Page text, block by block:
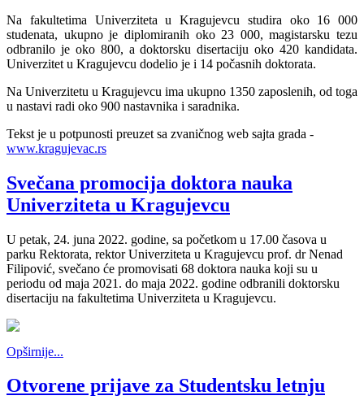
Na fakultetima Univerziteta u Kragujevcu studira oko 16 000
studenata, ukupno je diplomiranih oko 23 000, magistarsku tezu
odbranilo je oko 800, a doktorsku disertaciju oko 420 kandidata.
Univerzitet u Kragujevcu dodelio je i 14 počasnih doktorata.
Na Univerzitetu u Kragujevcu ima ukupno 1350 zaposlenih, od toga
u nastavi radi oko 900 nastavnika i saradnika.
Tekst je u potpunosti preuzet sa zvaničnog web sajta grada -
www.kragujevac.rs
Svečana promocija doktora nauka
Univerziteta u Kragujevcu
U petak, 24. juna 2022. godine, sa početkom u 17.00 časova u
parku Rektorata, rektor Univerziteta u Kragujevcu prof. dr Nenad
Filipović, svečano će promovisati 68 doktora nauka koji su u
periodu od maja 2021. do maja 2022. godine odbranili doktorsku
disertaciju na fakultetima Univerziteta u Kragujevcu.
Opširnije...
Otvorene prijave za Studentsku letnju